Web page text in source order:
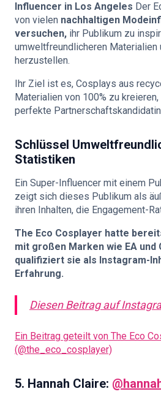
Influencer in Los Angeles Der
von vielen nachhaltigen
versuchen, ihr Publikum zu
umweltfreundlicheren Materialien
herzustellen.
Ihr Ziel ist es, Cosplays aus
Materialien von 100% zu
perfekte
Schlüssel
Statistiken
Ein Super-Influencer mit einem
zeigt sich dieses Publikum als
ihren Inhalten, die Engagement-
The Eco Cosplayer hatte
mit großen Marken wie EA und
qualifiziert sie als Instagram-
Erfahrung.
Diesen Beitrag auf
Ein Beitrag geteilt von The Eco
(@the_eco_cosplayer)
5. Hannah Claire: